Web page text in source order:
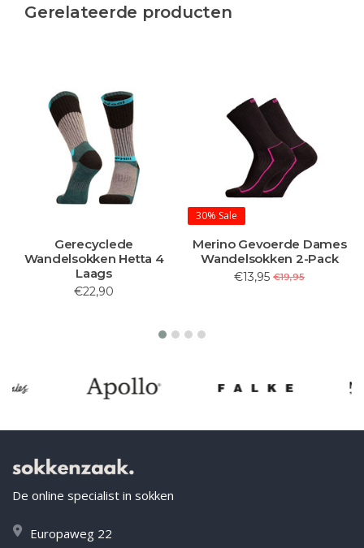
Gerelateerde producten
Gerecyclede
Wandelsokken Hetta 4
Laags
€22,90
30% Sale
Merino Gevoerde Dames
Wandelsokken 2-Pack
€13,95 €19,95
De online specialist in sokken
Europaweg 22